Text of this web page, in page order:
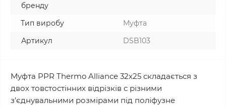
бренду
Тип виробу
Муфта
Артикул
DSB103
Муфта PPR Thermo Alliance 32х25 складається з
двох товстостінних відрізків с різними
з’єднувальними розмірами під поліфузне